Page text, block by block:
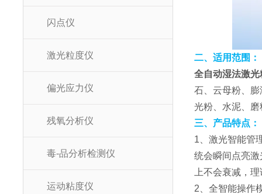
闪点仪
激光粒度仪
偏光应力仪
残氧分析仪
毒-品分析检测仪
运动粘度仪
二、适用范围：
全自动湿法激
石、云母粉、
光粉、水泥、
三、产品特点：
1、激光智能管
统会瞬间点亮
上不会衰减，
2、全智能操作